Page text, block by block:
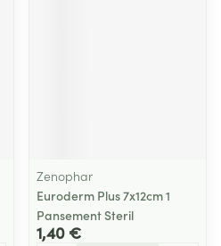
Zenophar
Euroderm Plus 7x12cm 1
Pansement Steril
1,40 €